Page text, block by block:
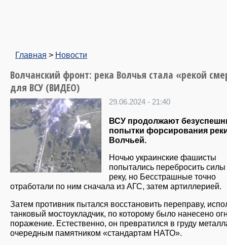
Главная > Новости
Волчанский фронт: река Волчья стала «рекой
для ВСУ (ВИДЕО)
29.06.2024 - 21:40
ВСУ продолжают
попытки форсирования
Волчьей.
Ночью украинские фашисты
попытались перебросить силы
реку, но Бесстрашные точно
отработали по ним сначала из АГС, затем артиллерией.
Затем противник пытался восстановить переправу,
танковый мостоукладчик, по которому было нанесено
поражение. Естественно, он превратился в груду
очередным памятником «стандартам НАТО».